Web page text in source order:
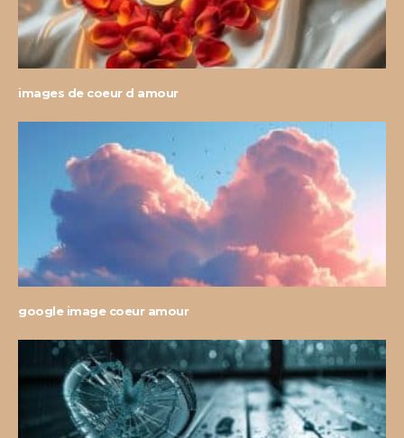
images de coeur d amour
google image coeur amour